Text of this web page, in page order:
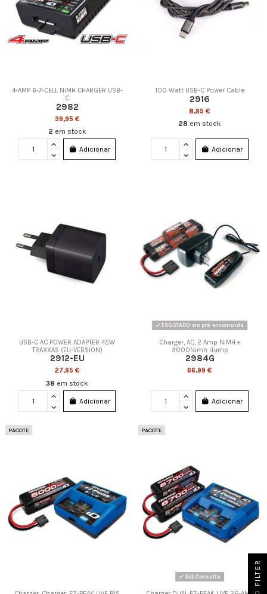
4-AMP 6-7-CELL NiMH CHARGER USB-
C
2982
39,95 €
2 em stock
Adicionar
100 Watt USB-C Power Cable
2916
8,95 €
28 em stock
Adicionar
USB-C AC POWER ADAPTER 45W
TRAXXAS (EU-VERSION)
2912-EU
27,95 €
38 em stock
Adicionar
ESGOTADO: em pré-encomenda
Charger, AC, 2 Amp NiMH +
3000Nimh Hump
2984G
66,99 €
Adicionar
PACOTE PACOTE
Sob Consulta FILTER